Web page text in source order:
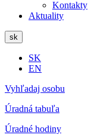
Kontakty
Aktuality
sk
SK
EN
Vyhľadaj osobu
Úradná tabuľa
Úradné hodiny